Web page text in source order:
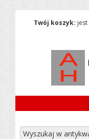
Twój koszyk:
Wyszukaj w